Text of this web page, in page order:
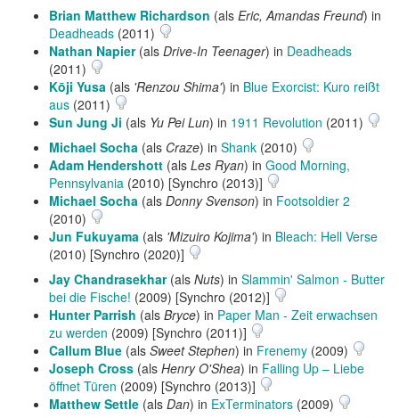
Brian Matthew Richardson (als Eric, Amandas Freund) in
Deadheads (2011)
Nathan Napier(als Drive-In Teenager) in Deadheads
(2011)
Kōji Yusa (als 'Renzou Shima') in Blue Exorcist: Kuro reißt
aus (2011)
Sun Jung Ji (als Yu Pei Lun) in 1911 Revolution (2011)
Michael Socha (als Craze) in Shank (2010)
Adam Hendershott (als Les Ryan) in Good Morning,
Pennsylvania (2010) [Synchro (2013)]
Michael Socha (als Donny Svenson) in Footsoldier 2
(2010)
Jun Fukuyama (als 'Mizuiro Kojima') in Bleach: Hell Verse
(2010) [Synchro (2020)]
Jay Chandrasekhar(als Nuts) in Slammin' Salmon - Butter
bei die Fische! (2009) [Synchro (2012)]
Hunter Parrish (als Bryce) in Paper Man - Zeit erwachsen
zu werden (2009) [Synchro (2011)]
Callum Blue (als Sweet Stephen) in Frenemy (2009)
Joseph Cross (als Henry O'Shea) in Falling Up – Liebe
öffnet Türen (2009) [Synchro (2013)]
Matthew Settle (als Dan) in ExTerminators (2009)